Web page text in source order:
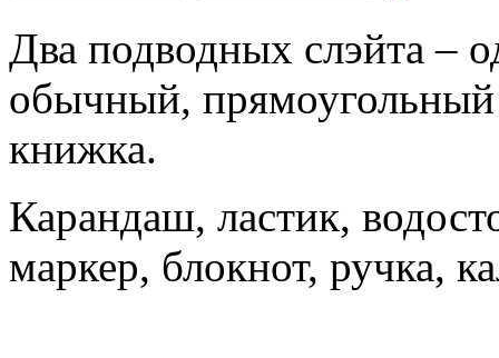
Два подводных слэйта –
обычный, прямоугольный
книжка.
Карандаш, ластик,
маркер, блокнот, ручка,